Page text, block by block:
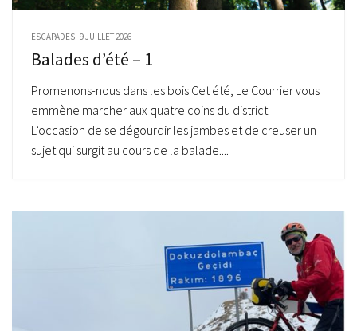
ESCAPADES 9 JUILLET 2026
Balades d’été – 1
Promenons-nous dans les bois Cet été, Le Courrier vous
emmène marcher aux quatre coins du district.
L’occasion de se dégourdir les jambes et de creuser un
sujet qui surgit au cours de la balade....